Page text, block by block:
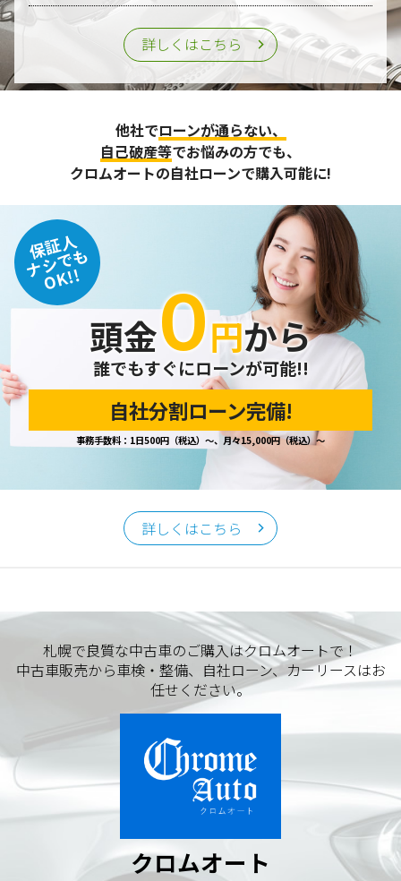
詳しくはこちら
他社でローンが通らない、
自己破産等でお悩みの方でも、
クロムオートの自社ローンで購入可能に!
保証人
ナシでも
OK!!
頭金０円から
誰でもすぐにローンが可能!!
自社分割ローン完備!
事務手数料：1日500円（税込）～、月々15,000円（税込）～
詳しくはこちら
札幌で良質な中古車のご購入はクロムオートで！
中古車販売から車検・整備、自社ローン、カーリースはお
任せください。
クロムオート